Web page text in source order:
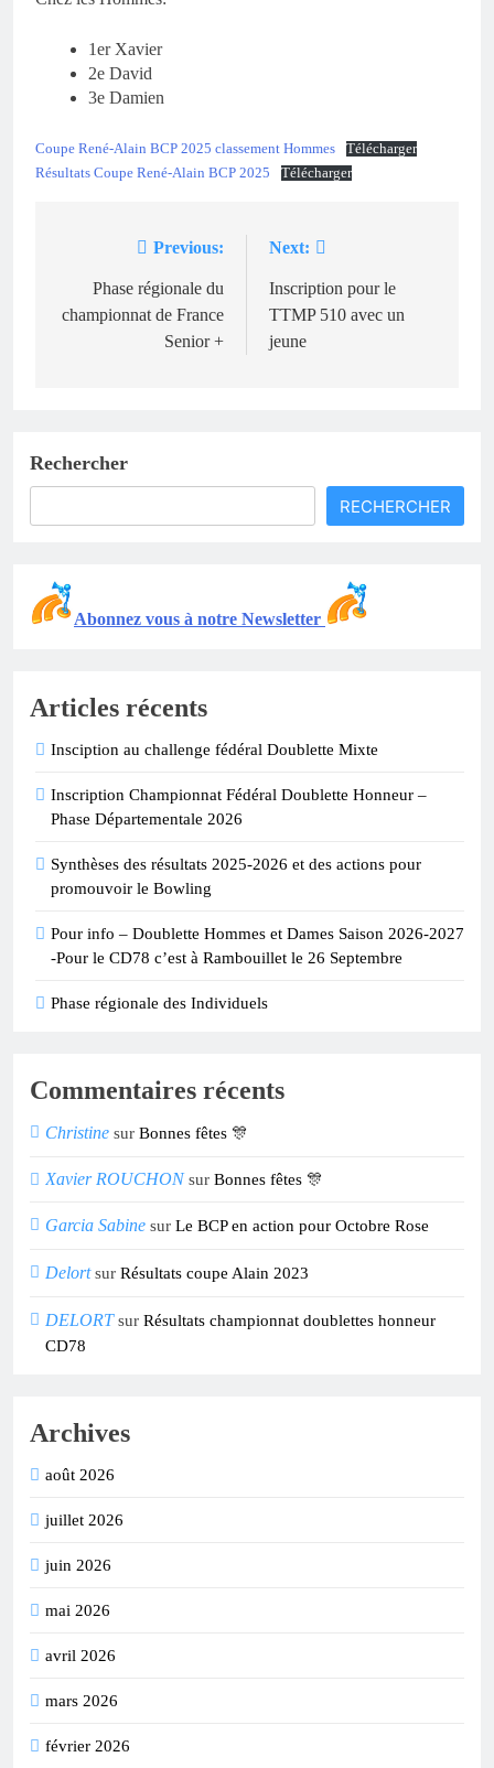
1er Xavier
2e David
3e Damien
Coupe René-Alain BCP 2025 classement Hommes
Télécharger
Résultats Coupe René-Alain BCP 2025
Télécharger
Navigation
l’article
Previous:
Phase régionale du
championnat de France
Senior +
Next:
Inscription pour le
TTMP 510 avec un
jeune
Rechercher
RECHERCHER
Abonnez vous à notre Newsletter
Articles récents
Insciption au challenge fédéral Doublette Mixte
Inscription Championnat Fédéral Doublette Honneur –
Phase Départementale 2026
Synthèses des résultats 2025-2026 et des actions pour
promouvoir le Bowling
Pour info – Doublette Hommes et Dames Saison 2026-2027
-Pour le CD78 c’est à Rambouillet le 26 Septembre
Phase régionale des Individuels
Commentaires récents
Christine sur Bonnes fêtes 🎊
Xavier ROUCHONsur Bonnes fêtes 🎊
Garcia Sabine sur Le BCP en action pour Octobre Rose
Delortsur Résultats coupe Alain 2023
DELORTsur Résultats championnat doublettes honneur
CD78
Archives
août 2026
juillet 2026
juin 2026
mai 2026
avril 2026
mars 2026
février 2026